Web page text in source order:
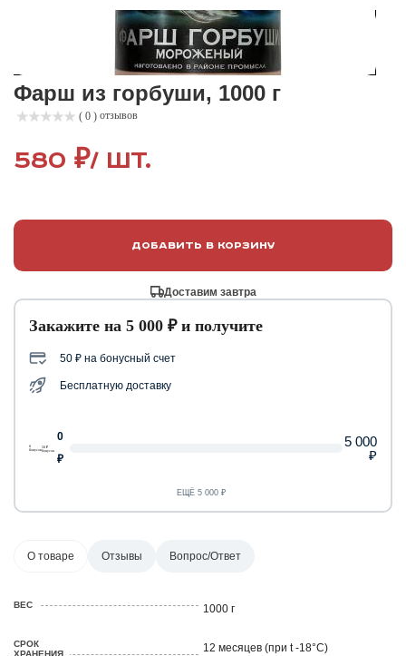
Фарш из горбуши, 1000 г
( 0 ) отзывов
580 ₽/ шт.
Добавить в корзину
Доставим завтра
Закажите на 5 000 ₽ и получите
50 ₽ на бонусный счет
Бесплатную доставку
ЕЩЁ 5 000 ₽
0
₽
5 000
₽
0
бонусов
50 ₽
бонусов
О товаре Отзывы Вопрос/Ответ
ВЕС 1000 г
СРОК
ХРАНЕНИЯ
12 месяцев (при t -18°C)